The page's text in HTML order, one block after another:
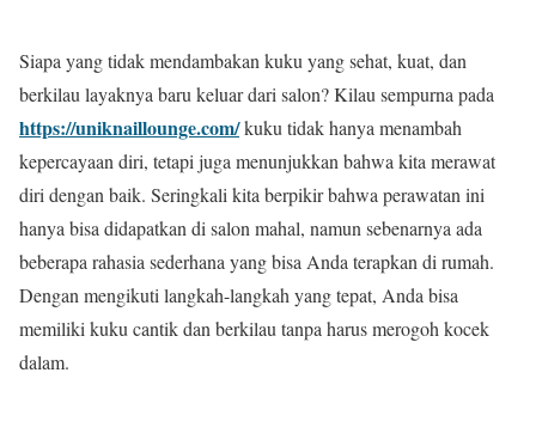
Siapa yang tidak mendambakan kuku yang sehat, kuat, dan
berkilau layaknya baru keluar dari salon? Kilau sempurna pada
https://uniknaillounge.com/kuku tidak hanya menambah
kepercayaan diri, tetapi juga menunjukkan bahwa kita merawat
diri dengan baik. Seringkali kita berpikir bahwa perawatan ini
hanya bisa didapatkan di salon mahal, namun sebenarnya ada
beberapa rahasia sederhana yang bisa Anda terapkan di rumah.
Dengan mengikuti langkah-langkah yang tepat, Anda bisa
memiliki kuku cantik dan berkilau tanpa harus merogoh kocek
dalam.